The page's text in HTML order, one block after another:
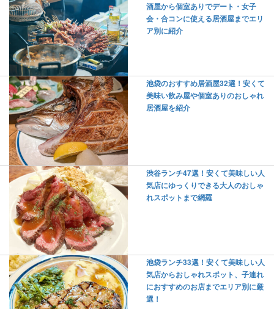
酒屋から個室ありでデート・女子
会・合コンに使える居酒屋までエリ
ア別に紹介
池袋のおすすめ居酒屋32選！安くて
美味い飲み屋や個室ありのおしゃれ
居酒屋を紹介
渋谷ランチ47選！安くて美味しい人
気店にゆっくりできる大人のおしゃ
れスポットまで網羅
池袋ランチ33選！安くて美味しい人
気店からおしゃれスポット、子連れ
におすすめのお店までエリア別に厳
選！